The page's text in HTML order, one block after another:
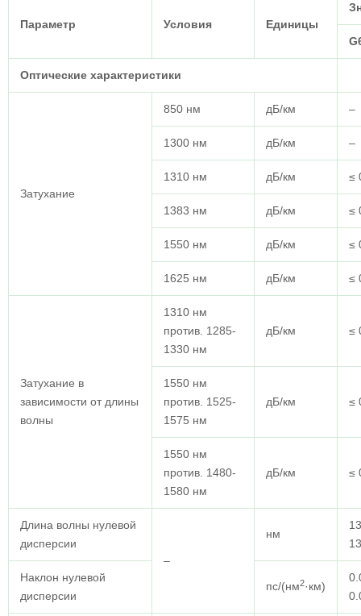
Параметр Условия Единицы
Оптические характеристики
Затухание
850 нм дБ/км –
1300 нм дБ/км –
1310 нм дБ/км ≤
1383 нм дБ/км ≤
1550 нм дБ/км ≤
1625 нм дБ/км ≤
Затухание в
зависимости от длины
волны
1310 нм
против. 1285-
1330 нм
дБ/км ≤
1550 нм
против. 1525-
1575 нм
дБ/км ≤
1550 нм
против. 1480-
1580 нм
дБ/км ≤
Длина волны нулевой
дисперсии
–
нм
Наклон нулевой
дисперсии
пс/(нм2·км)